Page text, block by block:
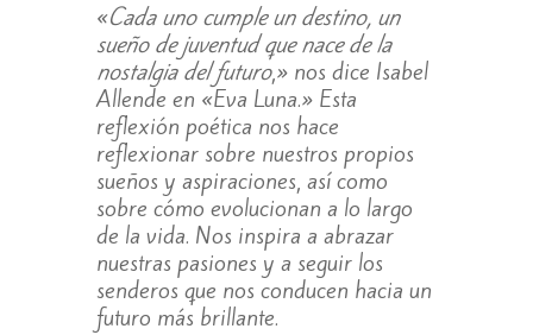
«Cada uno cumple un destino, un
sueño de juventud que nace de la
nostalgia del futuro,» nos dice Isabel
Allende en «Eva Luna.» Esta
reflexión poética nos hace
reflexionar sobre nuestros propios
sueños y aspiraciones, así como
sobre cómo evolucionan a lo largo
de la vida. Nos inspira a abrazar
nuestras pasiones y a seguir los
senderos que nos conducen hacia un
futuro más brillante.